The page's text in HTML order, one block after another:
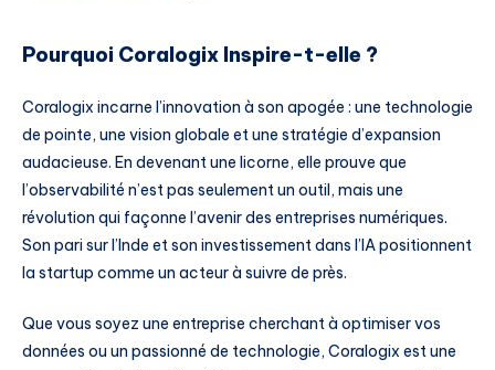
Pourquoi Coralogix Inspire-t-elle ?
Coralogix incarne l’innovation à son apogée : une technologie
de pointe, une vision globale et une stratégie d’expansion
audacieuse. En devenant une licorne, elle prouve que
l’observabilité n’est pas seulement un outil, mais une
révolution qui façonne l’avenir des entreprises numériques.
Son pari sur l’Inde et son investissement dans l’IA positionnent
la startup comme un acteur à suivre de près.
Que vous soyez une entreprise cherchant à optimiser vos
données ou un passionné de technologie, Coralogix est une